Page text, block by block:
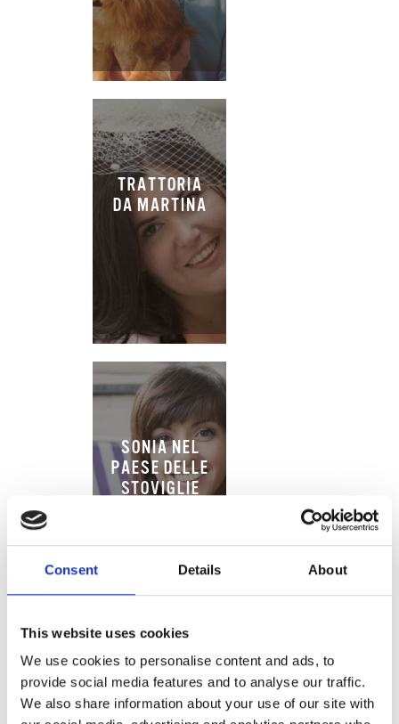
Consent Details About
This website uses cookies
We use cookies to personalise content and ads, to
provide social media features and to analyse our traffic.
We also share information about your use of our site with
TRATTORIA
DA MARTINA
SONIA NEL
PAESE DELLE
STOVIGLIE
ESSENZA DI